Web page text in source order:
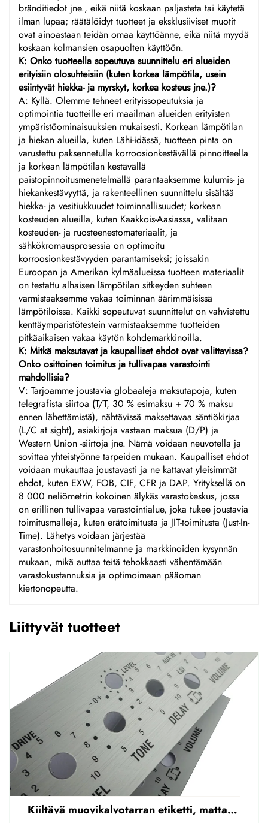
bränditiedot jne., eikä niitä koskaan paljasteta tai käytetä
ilman lupaa; räätälöidyt tuotteet ja eksklusiiviset muotit
ovat ainoastaan teidän omaa käyttöänne, eikä niitä myydä
koskaan kolmansien osapuolten käyttöön.
K: Onko tuotteella sopeutuva suunnittelu eri alueiden
erityisiin olosuhteisiin (kuten korkea lämpötila, usein
esiintyvät hiekka- ja myrskyt, korkea kosteus jne.)?
A: Kyllä. Olemme tehneet erityissopeutuksia ja
optimointia tuotteille eri maailman alueiden erityisten
ympäristöominaisuuksien mukaisesti. Korkean lämpötilan
ja hiekan alueilla, kuten Lähi-idässä, tuotteen pinta on
varustettu paksennetulla korroosionkestävällä pinnoitteella
ja korkean lämpötilan kestävällä
paistopinnoitusmenetelmällä parantaaksemme kulumis- ja
hiekankestävyyttä, ja rakenteellinen suunnittelu sisältää
hiekka- ja vesitiukkuudet toiminnallisuudet; korkean
kosteuden alueilla, kuten Kaakkois-Aasiassa, valitaan
kosteuden- ja ruosteenestomateriaalit, ja
sähkökromausprosessia on optimoitu
korroosionkestävyyden parantamiseksi; joissakin
Euroopan ja Amerikan kylmäalueissa tuotteen materiaalit
on testattu alhaisen lämpötilan sitkeyden suhteen
varmistaaksemme vakaa toiminnan äärimmäisissä
lämpötiloissa. Kaikki sopeutuvat suunnittelut on vahvistettu
kenttäympäristötestein varmistaaksemme tuotteiden
pitkäaikaisen vakaa käytön kohdemarkkinoilla.
K: Mitkä maksutavat ja kaupalliset ehdot ovat valittavissa?
Onko osittoinen toimitus ja tullivapaa varastointi
mahdollisia?
V: Tarjoamme joustavia globaaleja maksutapoja, kuten
telegrafista siirtoa (T/T, 30 % esimaksu + 70 % maksu
ennen lähettämistä), nähtävissä maksettavaa säntiökirjaa
(L/C at sight), asiakirjoja vastaan maksua (D/P) ja
Western Union -siirtoja jne. Nämä voidaan neuvotella ja
sovittaa yhteistyönne tarpeiden mukaan. Kaupalliset ehdot
voidaan mukauttaa joustavasti ja ne kattavat yleisimmät
ehdot, kuten EXW, FOB, CIF, CFR ja DAP. Yrityksellä on
8 000 neliömetrin kokoinen älykäs varastokeskus, jossa
on erillinen tullivapaa varastointialue, joka tukee joustavia
toimitusmalleja, kuten erätoimitusta ja JIT-toimitusta (Just-In-
Time). Lähetys voidaan järjestää
varastonhoitosuunnitelmanne ja markkinoiden kysynnän
mukaan, mikä auttaa teitä tehokkaasti vähentämään
varastokustannuksia ja optimoimaan pääoman
kiertonopeutta.
Liittyvät tuotteet
Kiiltävä muovikalvotarran etiketti, mattapintainen etupaneelin tarran etiketti, korostettu polycarbonaattipäällys